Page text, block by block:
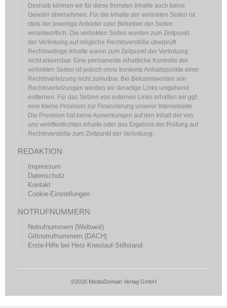
Deshalb können wir für diese fremden Inhalte auch keine
Gewähr übernehmen. Für die Inhalte der verlinkten Seiten ist
stets der jeweilige Anbieter oder Betreiber der Seiten
verantwortlich. Die verlinkten Seiten wurden zum Zeitpunkt
der Verlinkung auf mögliche Rechtsverstöße überprüft.
Rechtswidrige Inhalte waren zum Zeitpunkt der Verlinkung
nicht erkennbar. Eine permanente inhaltliche Kontrolle der
verlinkten Seiten ist jedoch ohne konkrete Anhaltspunkte einer
Rechtsverletzung nicht zumutbar. Bei Bekanntwerden von
Rechtsverletzungen werden wir derartige Links umgehend
entfernen. Für das Setzen von externen Links erhalten wir ggf.
eine kleine Provision zur Finanzierung unserer Internetseite.
Die Provision hat keine Auswirkungen auf den Inhalt der von
uns veröffentlichten Inhalte oder das Ergebnis der Prüfung auf
Rechtsverstöße zum Zeitpunkt der Verlinkung.
REDAKTION
Impressum
Datenschutz
Kontakt
Cookie-Einstellungen
NOTRUFNUMMERN
Notrufnummern (Weltweit)
Giftnotrufnummern (DACH)
Erste-Hilfe bei Herz-Kreislauf-Stillstand
©2026 MediaDomain Verlag GmbH